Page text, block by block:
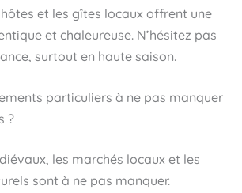
et les gîtes locaux offrent une
et chaleureuse. N’hésitez pas
surtout en haute saison.
particuliers à ne pas manquer
?
les marchés locaux et les
sont à ne pas manquer.